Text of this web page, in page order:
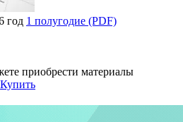
год 1 полугодие (PDF)
приобрести материалы
Купить